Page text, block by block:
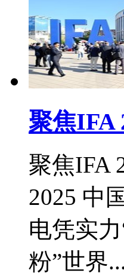
聚焦IFA
聚焦IFA
2025 中
电凭实
粉”世界